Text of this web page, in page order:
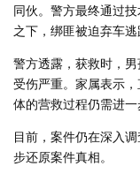
同伙。警方最终通过
之下，绑匪被迫弃车逃
警方透露，获救时，
受伤严重。家属表示
体的营救过程仍需进一
目前，案件仍在深入
步还原案件真相。